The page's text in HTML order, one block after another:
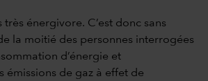
très énergivore. C’est donc sans
la moitié des personnes interrogées
d’énergie et
émissions de gaz à effet de